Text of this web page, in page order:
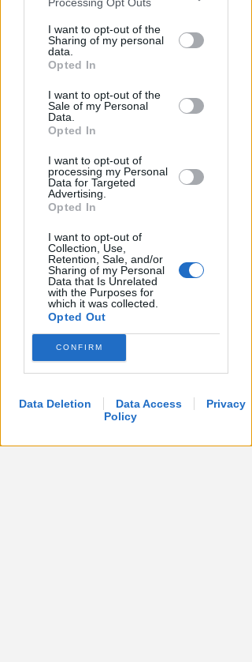
disclosure of your personal information
by third parties on the IAB’s list of
downstream participants.
by us to third parties on the IAB’s List of
Downstream Participants that may
further disclose it to other third parties.
I want to opt-out of the
Sharing of my personal
data.
Opted In
I want to opt-out of the
Sale of my Personal
Data.
Opted In
I want to opt-out of
processing my Personal
Data for Targeted
Advertising.
Opted In
I want to opt-out of
Collection, Use,
Retention, Sale, and/or
Sharing of my Personal
Data that Is Unrelated
with the Purposes for
which it was collected.
Opted Out
CONFIRM
Data Deletion Data Access
Privacy
Policy
LUNEDÌ IN DIRETTA DALLE 20:50
Calcio.Basket speciale girone B
di Eccellenza e preparazione
Rimini, su Icaro TV